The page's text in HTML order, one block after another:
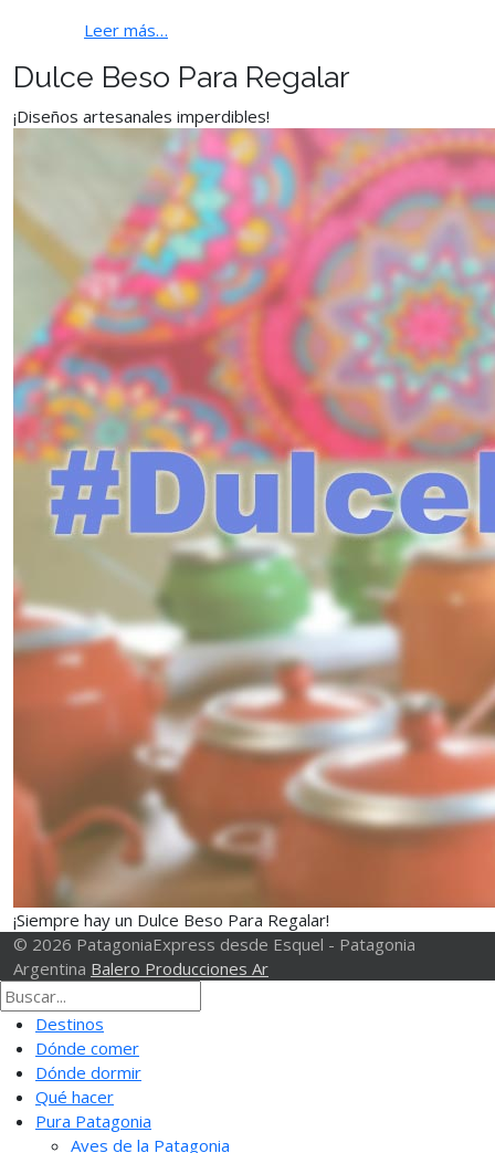
Leer más…
Dulce Beso Para Regalar
¡Diseños artesanales imperdibles!
¡Siempre hay un Dulce Beso Para Regalar!
© 2026 PatagoniaExpress desde Esquel - Patagonia
Argentina Balero Producciones Ar
Destinos
Dónde comer
Dónde dormir
Qué hacer
Pura Patagonia
Aves de la Patagonia